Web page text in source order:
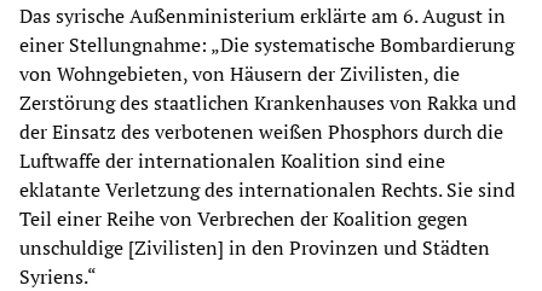
Das syrische Außenministerium erklärte am 6. August in
einer Stellungnahme: „Die systematische Bombardierung
von Wohngebieten, von Häusern der Zivilisten, die
Zerstörung des staatlichen Krankenhauses von Rakka und
der Einsatz des verbotenen weißen Phosphors durch die
Luftwaffe der internationalen Koalition sind eine
eklatante Verletzung des internationalen Rechts. Sie sind
Teil einer Reihe von Verbrechen der Koalition gegen
unschuldige [Zivilisten] in den Provinzen und Städten
Syriens.“